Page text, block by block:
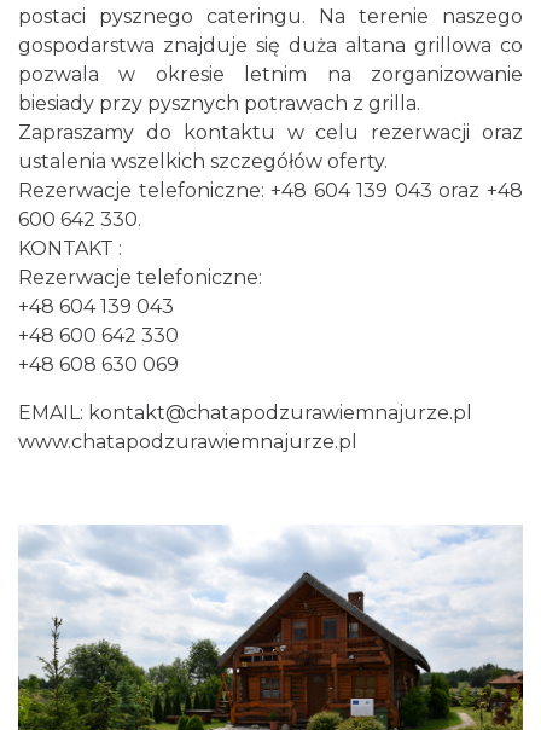
postaci pysznego cateringu. Na terenie naszego
gospodarstwa znajduje się duża altana grillowa co
pozwala w okresie letnim na zorganizowanie
biesiady przy pysznych potrawach z grilla.
Zapraszamy do kontaktu w celu rezerwacji oraz
ustalenia wszelkich szczegółów oferty.
Rezerwacje telefoniczne: +48 604 139 043 oraz +48
600 642 330.
KONTAKT :
Rezerwacje telefoniczne:
+48 604 139 043
+48 600 642 330
+48 608 630 069
EMAIL: kontakt@chatapodzurawiemnajurze.pl
www.chatapodzurawiemnajurze.pl